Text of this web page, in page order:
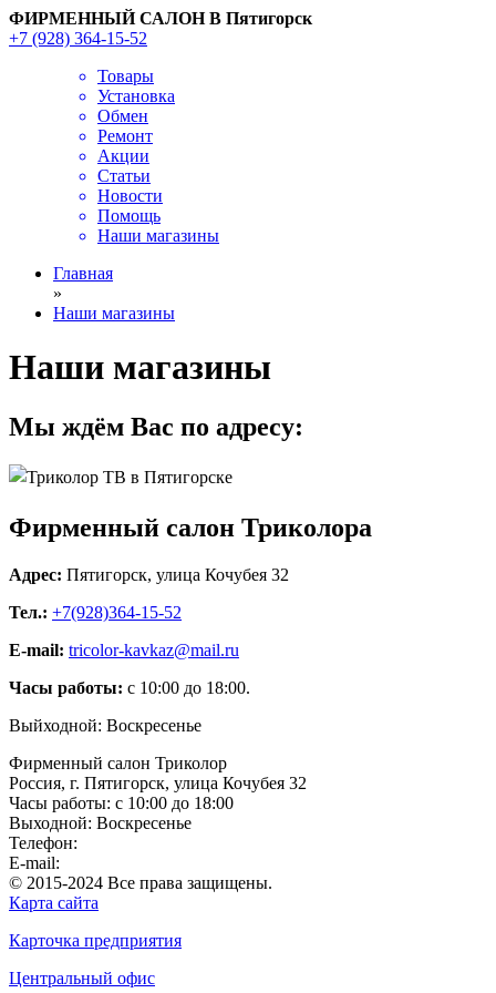
ФИРМЕННЫЙ САЛОН В Пятигорск
+7 (928) 364-15-52
Товары
Установка
Обмен
Ремонт
Акции
Статьи
Новости
Помощь
Наши магазины
Главная
»
Наши магазины
Наши магазины
Мы ждём Вас по адресу:
Фирменный салон Триколора
Адрес: Пятигорск, улица Кочубея 32
Тел.: +7(928)364-15-52
E-mail: tricolor-kavkaz@mail.ru
Часы работы: с 10:00 до 18:00.
Выйходной: Воскресенье
Фирменный салон Триколор
Россия, г. Пятигорск, улица Кочубея 32
Часы работы: с 10:00 до 18:00
Выходной: Воскресенье
Телефон:
E-mail:
© 2015-2024 Все права защищены.
Карта сайта
Карточка предприятия
Центральный офис